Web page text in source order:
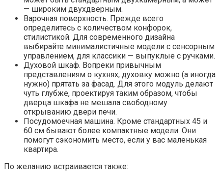
— широким двухдверным.
Варочная поверхность. Прежде всего
определитесь с количеством конфорок,
стилистикой. Для современного дизайна
выбирайте минималистичные модели с сенсорным
управлением, для классики — выпуклые с ручками.
Духовой шкаф. Вопреки привычным
представлениям о кухнях, духовку можно (а иногда
нужно) прятать за фасад. Для этого модуль делают
чуть глубже, проектируя таким образом, чтобы
дверца шкафа не мешала свободному
открыванию двери печи.
Посудомоечная машина. Кроме стандартных 45 и
60 см бывают более компактные модели. Они
помогут сэкономить место, если у вас маленькая
квартира.
По желанию встраивается также: